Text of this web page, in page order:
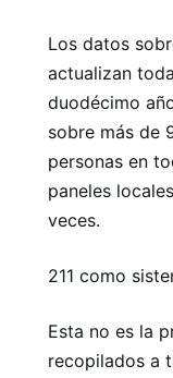
Los datos
actualizan
duodécimo
sobre más de
personas en
paneles
veces.
211 como
Esta no es la
recopilados a